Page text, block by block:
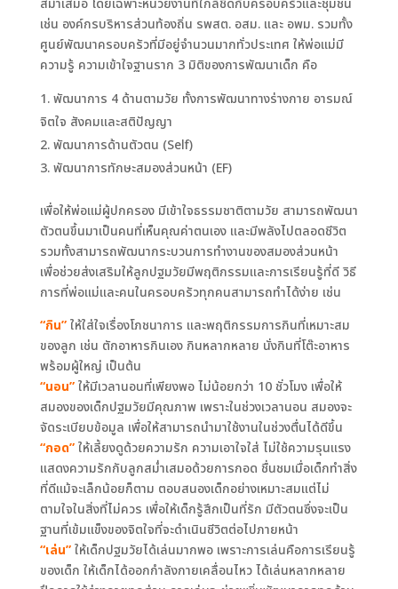
สม่ำเสมอ โดยเฉพาะหน่วยงานที่ใกล้ชิดกับครอบครัวและชุมชน
เช่น องค์กรบริหารส่วนท้องถิ่น รพสต. อสม. และ อพม. รวมทั้ง
ศูนย์พัฒนาครอบครัวที่มีอยู่จำนวนมากทั่วประเทศ ให้พ่อแม่มี
ความรู้ ความเข้าใจฐานราก 3 มิติของการพัฒนาเด็ก คือ
พัฒนาการ 4 ด้านตามวัย ทั้งการพัฒนาทางร่างกาย อารมณ์
จิตใจ สังคมและสติปัญญา
พัฒนาการด้านตัวตน (Self)
พัฒนาการทักษะสมองส่วนหน้า (EF)
เพื่อให้พ่อแม่ผู้ปกครอง มีเข้าใจธรรมชาติตามวัย สามารถพัฒนา
ตัวตนขึ้นมาเป็นคนที่เห็นคุณค่าตนเอง และมีพลังไปตลอดชีวิต
รวมทั้งสามารถพัฒนากระบวนการทำงานของสมองส่วนหน้า
เพื่อช่วยส่งเสริมให้ลูกปฐมวัยมีพฤติกรรมและการเรียนรู้ที่ดี วิธี
การที่พ่อแม่และคนในครอบครัวทุกคนสามารถทำได้ง่าย เช่น
“กิน”ให้ใส่ใจเรื่องโภชนาการ และพฤติกรรมการกินที่เหมาะสม
ของลูก เช่น ตักอาหารกินเอง กินหลากหลาย นั่งกินที่โต๊ะอาหาร
พร้อมผู้ใหญ่ เป็นต้น
“นอน”ให้มีเวลานอนที่เพียงพอ ไม่น้อยกว่า 10 ชั่วโมง เพื่อให้
สมองของเด็กปฐมวัยมีคุณภาพ เพราะในช่วงเวลานอน สมองจะ
จัดระเบียบข้อมูล เพื่อให้สามารถนำมาใช้งานในช่วงตื่นได้ดีขึ้น
“กอด”ให้เลี้ยงดูด้วยความรัก ความเอาใจใส่ ไม่ใช้ความรุนแรง
แสดงความรักกับลูกสม่ำเสมอด้วยการกอด ชื่นชมเมื่อเด็กทำสิ่ง
ที่ดีแม้จะเล็กน้อยก็ตาม ตอบสนองเด็กอย่างเหมาะสมแต่ไม่
ตามใจในสิ่งที่ไม่ควร เพื่อให้เด็กรู้สึกเป็นที่รัก มีตัวตนซึ่งจะเป็น
ฐานที่เข้มแข็งของจิตใจที่จะดำเนินชีวิตต่อไปภายหน้า
“เล่น”ให้เด็กปฐมวัยได้เล่นมากพอ เพราะการเล่นคือการเรียนรู้
ของเด็ก ให้เด็กได้ออกกำลังกายเคลื่อนไหว ได้เล่นหลากหลาย